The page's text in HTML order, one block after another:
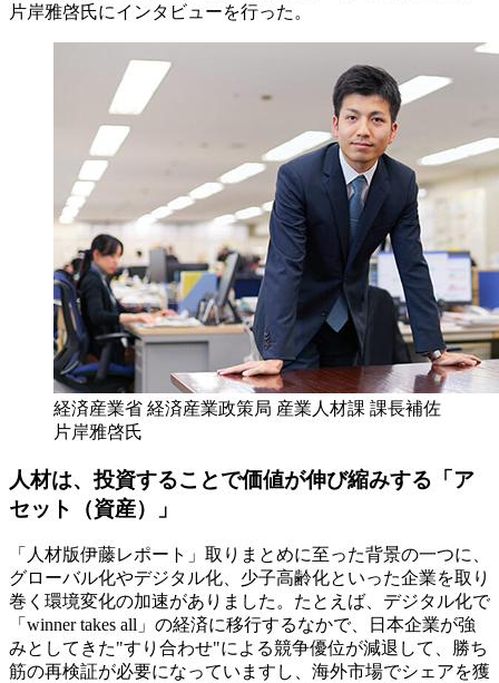
片岸雅啓氏にインタビューを行った。
経済産業省 経済産業政策局 産業人材課 課長補佐
片岸雅啓氏
人材は、投資することで価値が伸び縮みする「ア
セット
（資産） 」
「人材版伊藤レポート」取りまとめに至った背景の一つに、
グローバル化やデジタル化、少子高齢化といった企業を取り
巻く環境変化の加速がありました。たとえば、デジタル化で
「winner takes all」の経済に移行するなかで、日本企業が強
みとしてきた"すり合わせ"による競争優位が減退して、勝ち
筋の再検証が必要になっていますし、海外市場でシェアを獲